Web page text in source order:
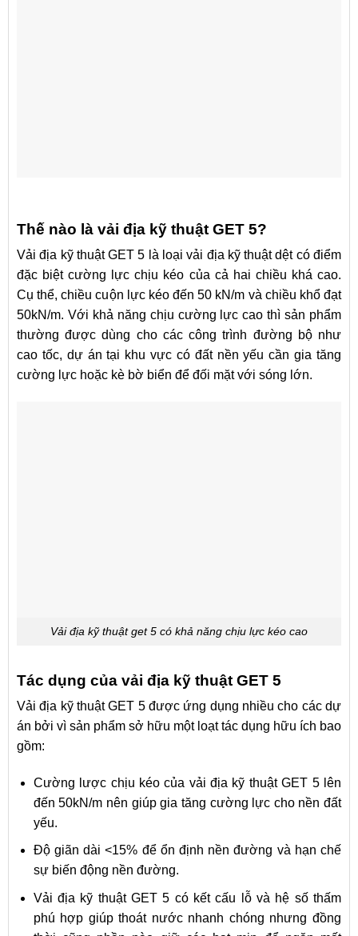
Thế nào là vải địa kỹ thuật GET 5?
Vải địa kỹ thuật GET 5 là loại vải địa kỹ thuật dệt có điểm
đặc biệt cường lực chịu kéo của cả hai chiều khá cao.
Cụ thể, chiều cuộn lực kéo đến 50 kN/m và chiều khổ đạt
50kN/m. Với khả năng chịu cường lực cao thì sản phẩm
thường được dùng cho các công trình đường bộ như
cao tốc, dự án tại khu vực có đất nền yếu cần gia tăng
cường lực hoặc kè bờ biển để đối mặt với sóng lớn.
Vải địa kỹ thuật get 5 có khả năng chịu lực kéo cao
Tác dụng của vải địa kỹ thuật GET 5
Vải địa kỹ thuật GET 5 được ứng dụng nhiều cho các dự
án bởi vì sản phẩm sở hữu một loạt tác dụng hữu ích bao
gồm:
Cường lược chịu kéo của vải địa kỹ thuật GET 5 lên
đến 50kN/m nên giúp gia tăng cường lực cho nền đất
yếu.
Độ giãn dài <15% để ổn định nền đường và hạn chế
sự biến động nền đường.
Vải địa kỹ thuật GET 5 có kết cấu lỗ và hệ số thấm
phú hợp giúp thoát nước nhanh chóng nhưng đồng